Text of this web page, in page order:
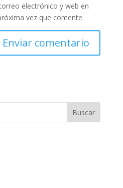
electrónico y web en
vez que comente.
Buscar